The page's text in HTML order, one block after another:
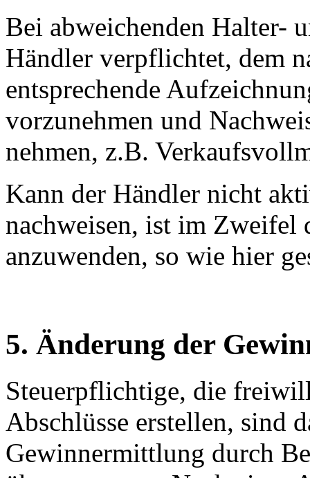
Bei abweichenden Halter-
Händler verpflichtet, dem
entsprechende
vorzunehmen und
nehmen, z.B.
Kann der Händler nicht
nachweisen, ist im Zweifel
anzuwenden, so wie hier
5. Änderung der
Steuerpflichtige, die
Abschlüsse erstellen, sind
Gewinnermittlung durch